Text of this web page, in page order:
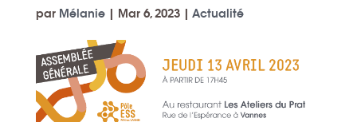
par Mélanie| Mar 6, 2023| Actualité